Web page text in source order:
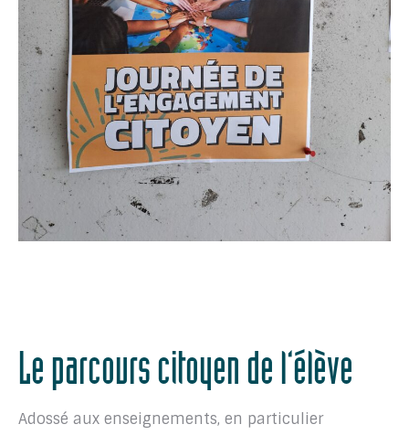
Le parcours citoyen de l’élève
Adossé aux enseignements, en particulier